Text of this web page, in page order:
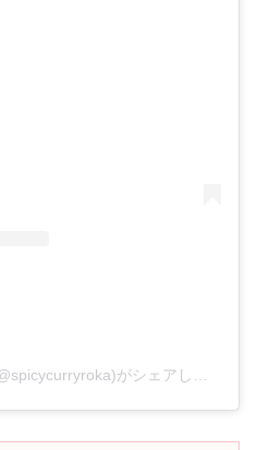
spicy curry 魯珈 ～ろか～(@spicycurryroka)がシェアした投稿